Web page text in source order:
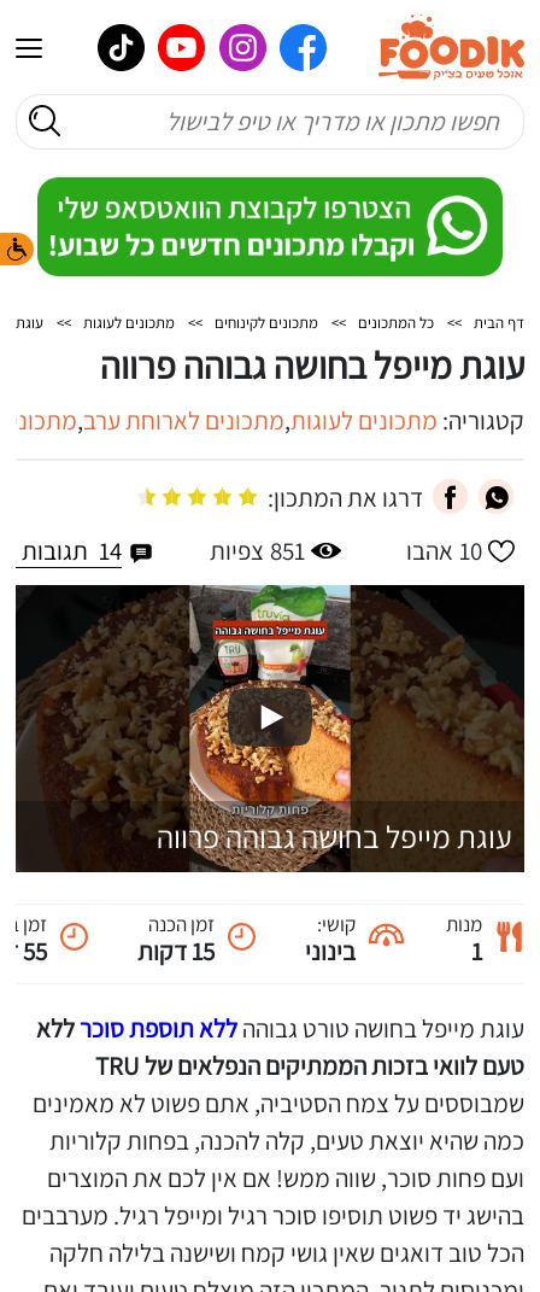
דף הבית >> כל המתכונים >> מתכונים לקינוחים >> מתכונים לעוגות >> עוגת
עוגת מייפל בחושה גבוהה פרווה
קטגוריה: מתכונים לעוגות,מתכונים לארוחת ערב,
דרגו את המתכון:
10 אהבו 851 צפיות 14 תגובות
עוגת מייפל בחושה גבוהה פרווה
מנות
1
קושי:
בינוני
זמן הכנה
15 דקות
זמן
55 דקות
עוגת מייפל בחושה טורט גבוההללא תוספת סוכרללא
טעם לוואי בזכות הממתיקים הנפלאים של TRU
שמבוססים על צמח הסטיביה, אתם פשוט לא מאמינים
כמה שהיא יוצאת טעים, קלה להכנה, בפחות קלוריות
ועם פחות סוכר, שווה ממש! אם אין לכם את המוצרים
בהישג יד פשוט תוסיפו סוכר רגיל ומייפל רגיל. מערבבים
הכל טוב דואגים שאין גושי קמח ושישנה בלילה חלקה